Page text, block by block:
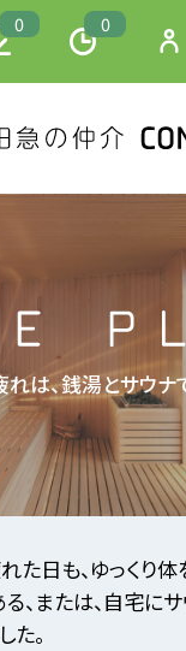
0 0
れは、銭湯とサウナ
た日も、ゆっくり
、または、自宅に
た。